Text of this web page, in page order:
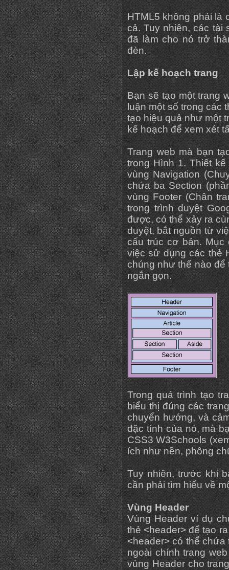
HTML5 không phải là
cả. Tuy nhiên, các tài
đã làm cho nó trở
đèn.
Lập kế hoạch trang
Bạn sẽ tạo một trang
luận một số trong các
tạo hiệu quả như một
kế hoạch để xem xét
Trang web mà bạn
trong Hình 1. Thiết
vùng Navigation
chứa ba Section
vùng Footer (Chân
trong trình duyệt
được, có thể xảy ra
duyệt, bắt nguồn từ
cấu trúc cơ bản. Mục
việc sử dụng các thẻ
chúng như thế nào để
ngắn gọn.
Trong quá trình tạo
biểu thị đúng các
chuyển hướng, và
đặc tính của nó, mà
CSS3 W3Schools
ích như nền, phông
Tuy nhiên, trước khi
cần phải tìm hiểu về
Vùng Header
Vùng Header ví dụ
thẻ <header> để tạo
<header> có thể chứa
ngoài chính trang
vùng Header cho